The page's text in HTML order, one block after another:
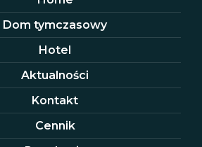
Dom tymczasowy
Hotel
Aktualności
Kontakt
Cennik